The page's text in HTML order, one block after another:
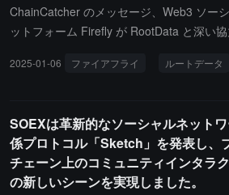
ることで、パーソナライズされたソーシャ
価値駆動のインタラクションを提供します
ンチェーンインタラクションの知能化と楽
用推進、そしてソーシャルエコシステムの
用されます。特筆すべきは、Metyaのトー
Tが1月15日にTGEを控えており、市場の注
ていることです。
ChainCatcher のメッセージ、Web3 ソー
ットフォーム Firefly が RootData と深い
a のデータプラットフォームを統合し、ユ
ロジェクトのランキングを表示し、ユーザ
の動向をより迅速に把握できるようにしま
Data プラットフォームはまた、Firefly の
ールシステムを導入し、一部のプロジェク
2025-01-06 ファイアフライ ルートデータ
SOEXは革新的なソーシャルネット
係プロトコル「Sketch」を発表し、
チェーン上のコミュニティインタラ
の新しいシーンを実現しました。